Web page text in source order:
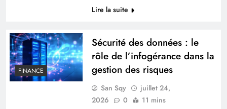
Lire la suite
FINANCE
Sécurité des données : le
rôle de l’infogérance dans la
gestion des risques
San Sqy
juillet 24,
2026
0 11 mins